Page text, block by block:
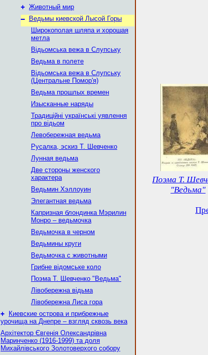
+ Животный мир
–
Ведьмы киевской Лысой Горы
Широкополая шляпа и хорошая
метла
Відьомська вежа в Слупську
Ведьма в полете
Відьомська вежа в Слупську
(Центральне Помор'я)
Ведьма прошлых времен
Изысканные наряды
Традиційні українські уявлення
про відьом
Левобережная ведьма
Русалка, эскиз Т. Шевченко
Лунная ведьма
Две стороны женского
характера
Ведьмин Хэллоуин
Элегантная ведьма
Капризная блондинка Мэрилин
Монро – ведьмочка
Ведьмочка в черном
Ведьмины круги
Ведьмочка с животными
Грибне відомське коло
Поэма Т. Шевченко "Ведьма"
Лівобережна відьма
Лівобережна Лиса гора
+
Киевские острова и прибрежные
урочища на Днепре – взгляд сквозь века
Архітектор Євгенія Олександрівна
Маринченко (1916-1999) та доля
Михайлівського Золотоверхого собору
Поэма Т.
"Ведьма"